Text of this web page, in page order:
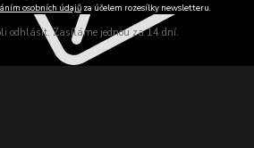
osobních údajůza účelem rozesílky newsletteru.
odhlásit. Zasíláme jednou za 14 dní.